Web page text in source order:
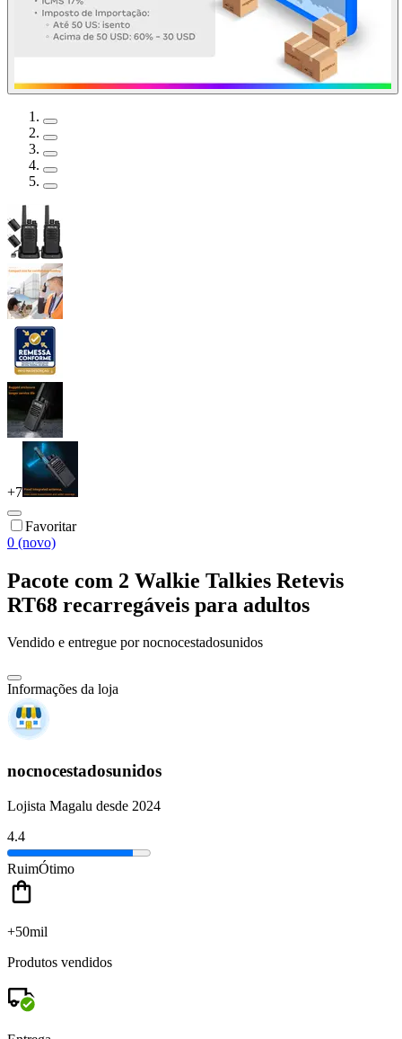
+7
Favoritar
0 (novo)
Pacote com 2 Walkie Talkies Retevis
RT68 recarregáveis para adultos
Vendido e entregue por nocnocestadosunidos
Informações da loja
nocnocestadosunidos
Lojista Magalu desde 2024
4.4
RuimÓtimo
+50mil
Produtos vendidos